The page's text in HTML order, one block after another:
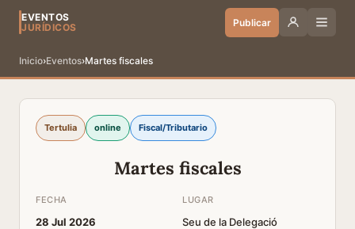
EVENTOS
JURÍDICOS
Publicar
Inicio›Eventos›Martes fiscales
Tertulia online Fiscal/Tributario
Martes fiscales
FECHA
28 Jul 2026
LUGAR
Seu de la Delegació